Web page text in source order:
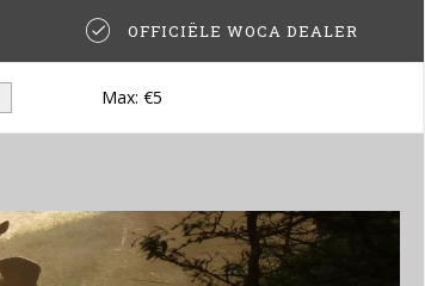
OFFICIËLE WOCA DEALER
Max: €5